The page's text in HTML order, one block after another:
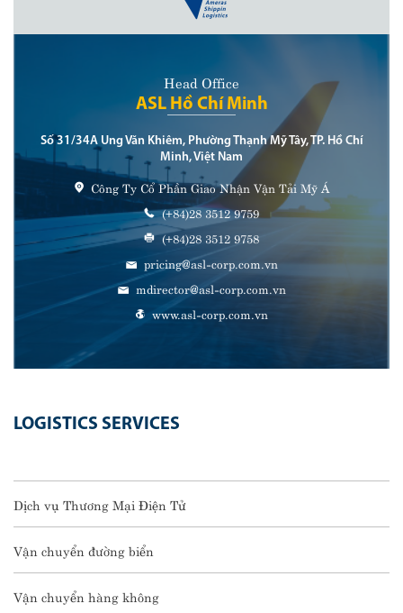
Head Office
ASL Hồ Chí Minh
Số 31/34A Ung Văn Khiêm, Phường Thạnh Mỹ Tây, TP. Hồ Chí
Minh, Việt Nam
Công Ty Cổ Phần Giao Nhận Vận Tải Mỹ Á
(+84)28 3512 9759
(+84)28 3512 9758
pricing@asl-corp.com.vn
mdirector@asl-corp.com.vn
www.asl-corp.com.vn
LOGISTICS SERVICES
Dịch vụ Thương Mại Điện Tử
Vận chuyển đường biển
Vận chuyển hàng không